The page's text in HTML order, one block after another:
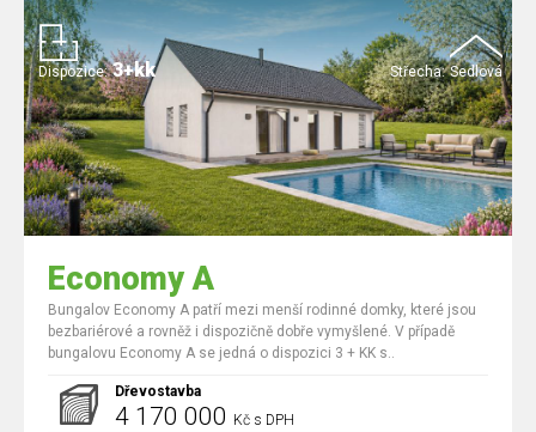
Střecha: Sedlová
Dispozice: 3+kk
Economy A
Bungalov Economy A patří mezi menší rodinné domky, které jsou
bezbariérové a rovněž i dispozičně dobře vymyšlené. V případě
bungalovu Economy A se jedná o dispozici 3 + KK s..
Dřevostavba
4 170 000 Kč s DPH